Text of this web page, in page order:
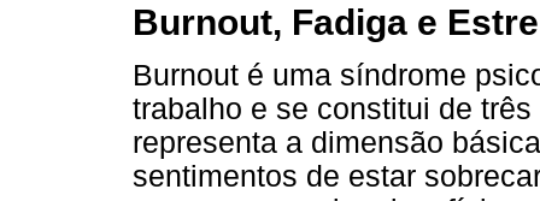
Burnout, Fadiga e
Burnout é uma síndrome
trabalho e se constitui de
representa a dimensão
sentimentos de estar